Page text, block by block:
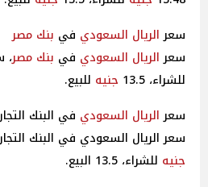
سعرالريال السعودي في بنك مصر
سعرالريال السعودي في بنك مصر،
للشراء، 13.5
جنيه للبيع.
سعرالريال السعودي في البنك
سعر الريال السعودي في البنك
جنيه للشراء، 13.5 البيع.